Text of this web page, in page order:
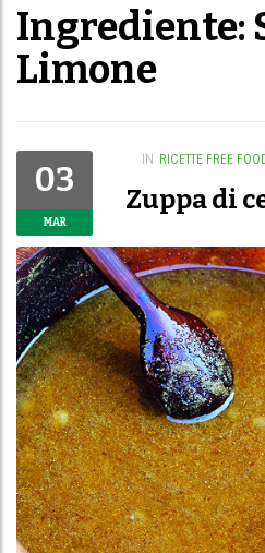
Ingrediente:
Limone
03
MAR
IN RICETTE FREE
Zuppa di